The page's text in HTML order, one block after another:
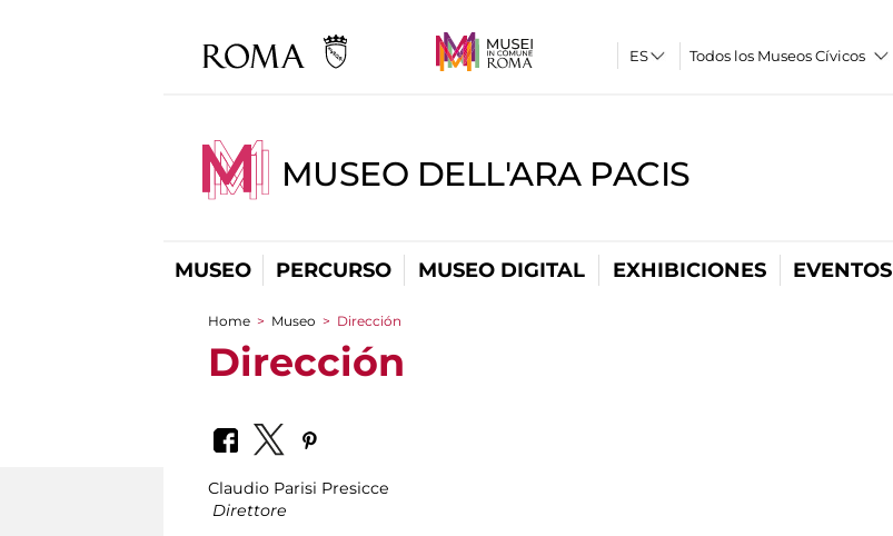
Todos los Museos Cívicos
MUSEO DELL'ARA PACIS
MUSEO PERCURSO MUSEO DIGITAL EXHIBICIONES EVENTOS
You are here
Home > Museo > Dirección
Dirección
Claudio Parisi Presicce
Direttore